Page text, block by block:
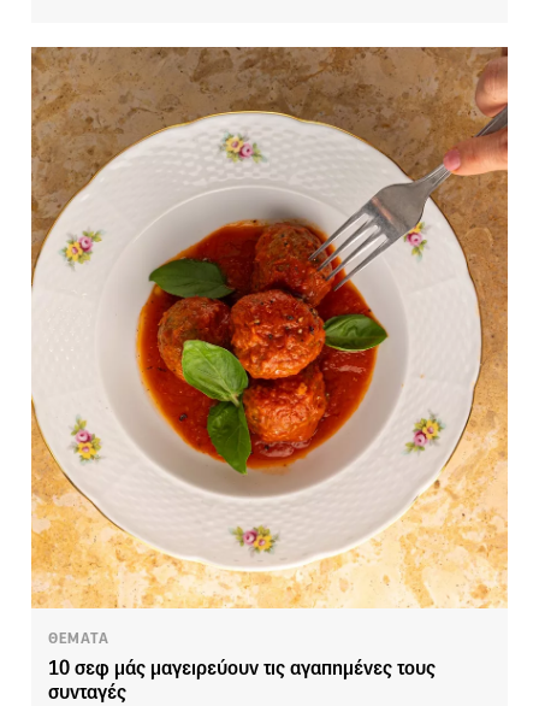
ΘΕΜΑΤΑ
10 σεφ μάς μαγειρεύουν τις αγαπημένες τους
συνταγές